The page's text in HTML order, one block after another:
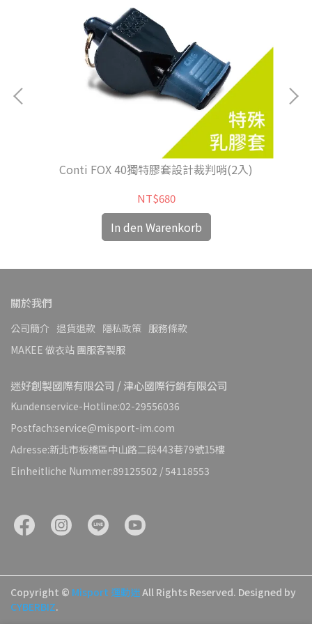
Conti FOX 40獨特膠套設計裁判哨(2入)
NT$680
In den Warenkorb
關於我們
公司簡介 退貨退款 隱私政策 服務條款
MAKEE 做衣站 團服客製服
迷好創製國際有限公司 / 津心國際行銷有限公司
Kundenservice-Hotline:02-29556036
Postfach:service@misport-im.com
Adresse:新北市板橋區中山路二段443巷79號15樓
Einheitliche Nummer:89125502 / 54118553
Copyright © Misport 運動迷All Rights Reserved. Designed by
CYBERBIZ.